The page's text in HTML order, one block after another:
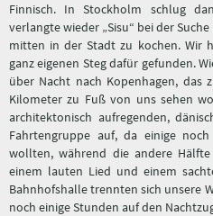
Finnisch. In Stockholm schlug
verlangte wieder „Sisu“ bei der
mitten in der Stadt zu kochen. Wir
ganz eigenen Steg dafür gefunden.
über Nacht nach Kopenhagen, das
Kilometer zu Fuß von uns sehen
architektonisch aufregenden,
Fahrtengruppe auf, da einige
wollten, während die andere
einem lauten Lied und einem
Bahnhofshalle trennten sich unsere
noch einige Stunden auf den